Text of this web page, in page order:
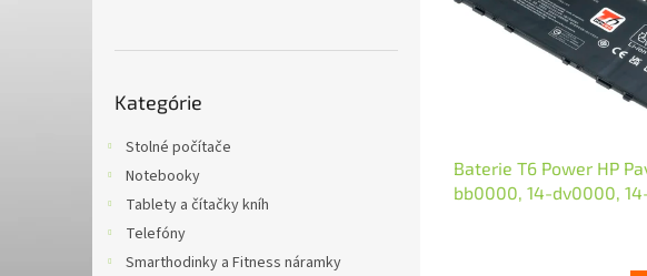
kategórie
Kategórie
Stolné počítače
Notebooky
Tablety a čítačky kníh
Telefóny
Smarthodinky a Fitness náramky
Baterie T6 Power HP
bb0000, 14-dv0000,